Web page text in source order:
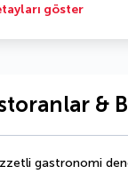
göster
&
gastronomi